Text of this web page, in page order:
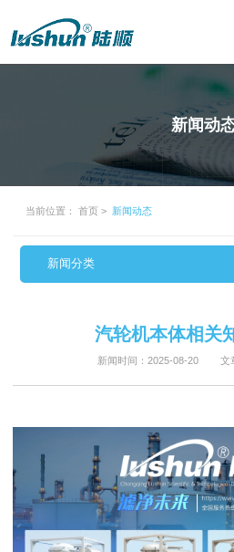
新闻动
当前位置： 首页 > 新闻动态
新闻分类
汽轮机本体相关
新闻时间：2025-08-20 文